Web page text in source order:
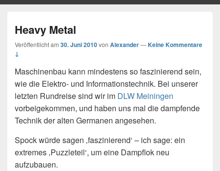
Heavy Metal
Veröffentlicht am 30. Juni 2010von Alexander—Keine Kommentare
↓
Maschinenbau kann mindestens so faszinierend sein,
wie die Elektro- und Informationstechnik. Bei unserer
letzten Rundreise sind wir im DLW Meiningen
vorbeigekommen, und haben uns mal die dampfende
Technik der alten Germanen angesehen.
Spock würde sagen ‚faszinierend‘ – ich sage: ein
extremes ‚Puzzleteil‘, um eine Dampflok neu
aufzubauen.